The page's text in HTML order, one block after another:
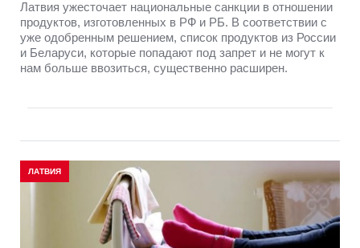
Латвия ужесточает национальные санкции в отношении
продуктов, изготовленных в РФ и РБ. В соответствии с
уже одобренным решением, список продуктов из России
и Беларуси, которые попадают под запрет и не могут к
нам больше ввозиться, существенно расширен.
ЛАТВИЯ